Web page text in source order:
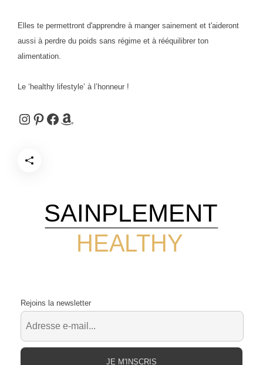
Elles te permettront d'apprendre à manger sainement et t'aideront
aussi à perdre du poids sans régime et à rééquilibrer ton
alimentation.
Le ‘healthy lifestyle’ à l’honneur !
Instagram
Pinterest
Facebook
Amazon
HEALTHY
SAINPLEMENT
Rejoins la newsletter
JE M'INSCRIS